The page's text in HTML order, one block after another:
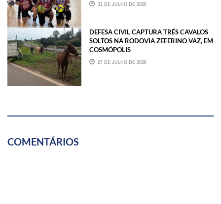
31 DE JULHO DE 2026
DEFESA CIVIL CAPTURA TRÊS CAVALOS
SOLTOS NA RODOVIA ZEFERINO VAZ, EM
COSMÓPOLIS
27 DE JULHO DE 2026
COMENTÁRIOS